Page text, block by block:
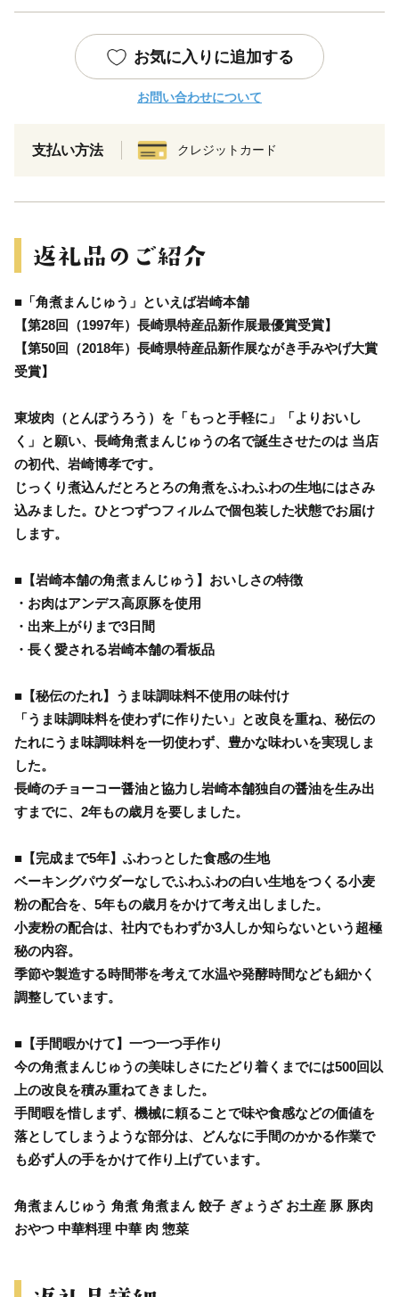
お気に入りに追加する
お問い合わせについて
支払い方法 クレジットカード
■「角煮まんじゅう」といえば岩崎本舗
【第28回（1997年）長崎県特産品新作展最優賞受賞】
【第50回（2018年）長崎県特産品新作展ながき手みやげ大賞
受賞】
東坡肉（とんぽうろう）を「もっと手軽に」「よりおいし
く」と願い、長崎角煮まんじゅうの名で誕生させたのは 当店
の初代、岩崎博孝です。
じっくり煮込んだとろとろの角煮をふわふわの生地にはさみ
込みました。ひとつずつフィルムで個包装した状態でお届け
します。
■【岩崎本舗の角煮まんじゅう】おいしさの特徴
・お肉はアンデス高原豚を使用
・出来上がりまで3日間
・長く愛される岩崎本舗の看板品
■【秘伝のたれ】うま味調味料不使用の味付け
「うま味調味料を使わずに作りたい」と改良を重ね、秘伝の
たれにうま味調味料を一切使わず、豊かな味わいを実現しま
した。
長崎のチョーコー醤油と協力し岩崎本舗独自の醤油を生み出
すまでに、2年もの歳月を要しました。
■【完成まで5年】ふわっとした食感の生地
ベーキングパウダーなしでふわふわの白い生地をつくる小麦
粉の配合を、5年もの歳月をかけて考え出しました。
小麦粉の配合は、社内でもわずか3人しか知らないという超極
秘の内容。
季節や製造する時間帯を考えて水温や発酵時間なども細かく
調整しています。
■【手間暇かけて】一つ一つ手作り
今の角煮まんじゅうの美味しさにたどり着くまでには500回以
上の改良を積み重ねてきました。
手間暇を惜しまず、機械に頼ることで味や食感などの価値を
落としてしまうような部分は、どんなに手間のかかる作業で
も必ず人の手をかけて作り上げています。
角煮まんじゅう 角煮 角煮まん 餃子 ぎょうざ お土産 豚 豚肉
おやつ 中華料理 中華 肉 惣菜